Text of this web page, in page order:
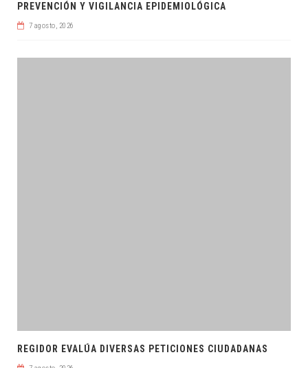
PREVENCIÓN Y VIGILANCIA EPIDEMIOLÓGICA
7 agosto, 2026
REGIDOR EVALÚA DIVERSAS PETICIONES CIUDADANAS